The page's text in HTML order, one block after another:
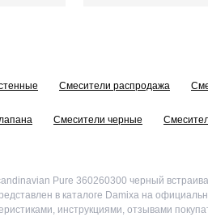
Смесители распродажа
Смесители черные
Pure 360260300 черный
в каталоге Damixa на
инструкциями, отзывами